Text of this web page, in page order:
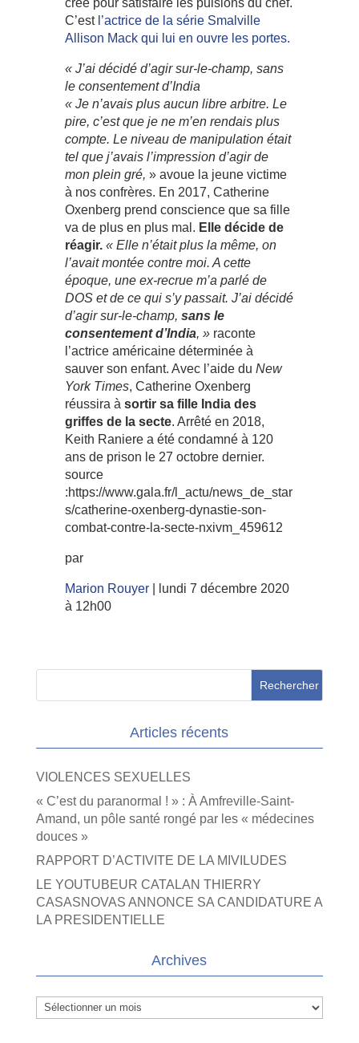
C’est l’actrice de la série Smalville
Allison Mack qui lui en ouvre les portes.
« J’ai décidé d’agir sur-le-champ, sans
le consentement d’India
« Je n’avais plus aucun libre arbitre. Le
pire, c’est que je ne m’en rendais plus
compte. Le niveau de manipulation était
tel que j’avais l’impression d’agir de
mon plein gré, » avoue la jeune victime
à nos confrères. En 2017, Catherine
Oxenberg prend conscience que sa fille
va de plus en plus mal. Elle décide de
réagir. « Elle n’était plus la même, on
l’avait montée contre moi. A cette
époque, une ex-recrue m’a parlé de
DOS et de ce qui s’y passait. J’ai décidé
d’agir sur-le-champ, sans le
consentement d’India, » raconte
l’actrice américaine déterminée à
sauver son enfant. Avec l’aide du New
York Times, Catherine Oxenberg
réussira à sortir sa fille India des
griffes de la secte. Arrêté en 2018,
Keith Raniere a été condamné à 120
ans de prison le 27 octobre dernier.
source
:https://www.gala.fr/l_actu/news_de_star
s/catherine-oxenberg-dynastie-son-
combat-contre-la-secte-nxivm_459612
par
Marion Rouyer
lundi 7 décembre 2020
à 12h00
Articles récents
VIOLENCES SEXUELLES
« C’est du paranormal ! » : À Amfreville-Saint-
Amand, un pôle santé rongé par les « médecines
douces »
RAPPORT D’ACTIVITE DE LA MIVILUDES
LE YOUTUBEUR CATALAN THIERRY
CASASNOVAS ANNONCE SA CANDIDATURE A
LA PRESIDENTIELLE
Archives
Archives